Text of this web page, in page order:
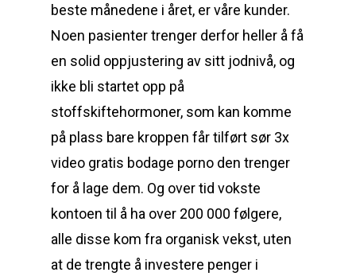
beste månedene i året, er våre kunder.
Noen pasienter trenger derfor heller å få
en solid oppjustering av sitt jodnivå, og
ikke bli startet opp på
stoffskiftehormoner, som kan komme
på plass bare kroppen får tilført sør 3x
video gratis bodage porno den trenger
for å lage dem. Og over tid vokste
kontoen til å ha over 200 000 følgere,
alle disse kom fra organisk vekst, uten
at de trengte å investere penger i